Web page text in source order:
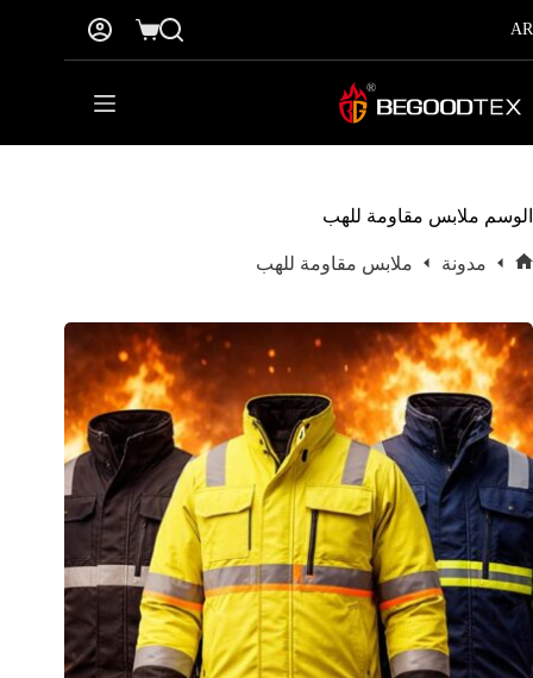
إلى
المحتوى
AR
عربة
التسوق
الوسم ملابس مقاومة للهب
مدونة ملابس مقاومة للهب